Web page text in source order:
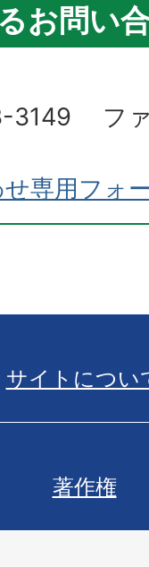
お問い
3149 フ
専用フォ
サイトについ
著作権